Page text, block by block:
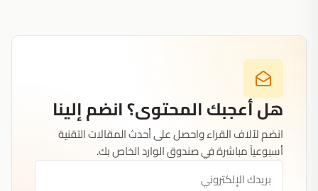
هل أعجبك المحتوى؟ انضم إلينا
انضم لآلاف القراء واحصل على أحدث المقالات التقنية
أسبوعياً مباشرة في صندوق الوارد الخاص بك.